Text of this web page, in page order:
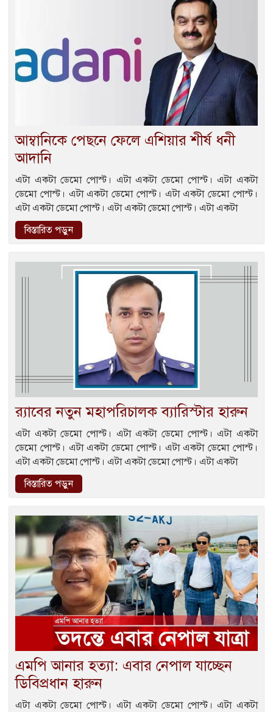
আম্বানিকে পেছনে ফেলে এশিয়ার শীর্ষ ধনী
আদানি
এটা একটা ডেমো পোস্ট। এটা একটা ডেমো পোস্ট। এটা একটা
ডেমো পোস্ট। এটা একটা ডেমো পোস্ট। এটা একটা ডেমো পোস্ট।
এটা একটা ডেমো পোস্ট। এটা একটা ডেমো পোস্ট। এটা একটা
বিস্তারিত পড়ুন
র‍্যাবের নতুন মহাপরিচালক ব্যারিস্টার হারুন
এটা একটা ডেমো পোস্ট। এটা একটা ডেমো পোস্ট। এটা একটা
ডেমো পোস্ট। এটা একটা ডেমো পোস্ট। এটা একটা ডেমো পোস্ট।
এটা একটা ডেমো পোস্ট। এটা একটা ডেমো পোস্ট। এটা একটা
বিস্তারিত পড়ুন
এমপি আনার হত্যা: এবার নেপাল যাচ্ছেন
ডিবিপ্রধান হারুন
এটা একটা ডেমো পোস্ট। এটা একটা ডেমো পোস্ট। এটা একটা